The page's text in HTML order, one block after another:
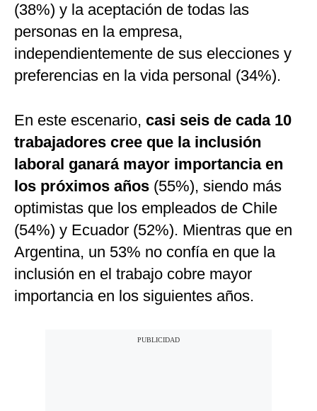
(38%) y la aceptación de todas las
personas en la empresa,
independientemente de sus elecciones y
preferencias en la vida personal (34%).
En este escenario, casi seis de cada 10
trabajadores cree que la inclusión
laboral ganará mayor importancia en
los próximos años (55%), siendo más
optimistas que los empleados de Chile
(54%) y Ecuador (52%). Mientras que en
Argentina, un 53% no confía en que la
inclusión en el trabajo cobre mayor
importancia en los siguientes años.